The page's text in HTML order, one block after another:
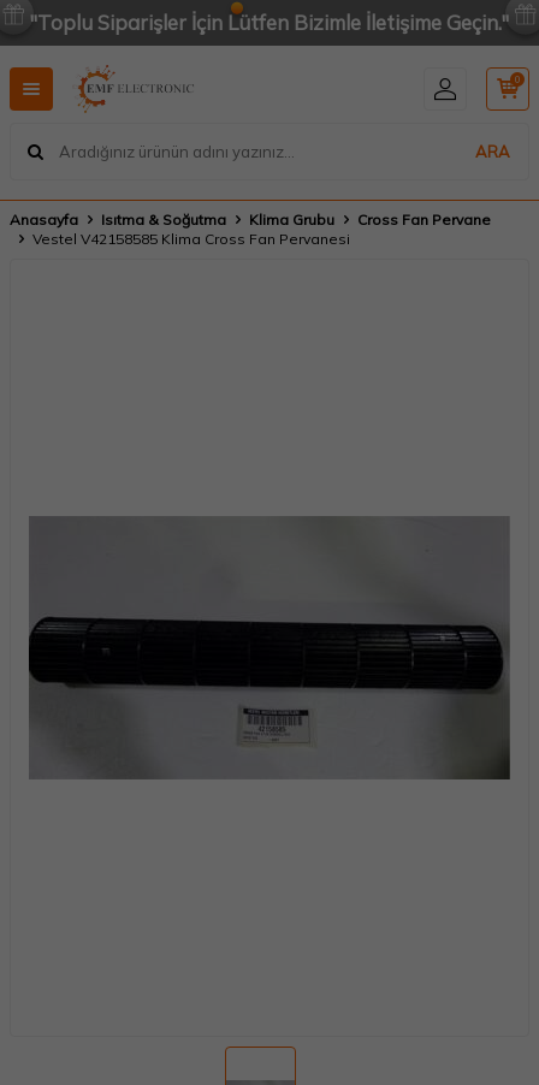
"Toplu Siparişler İçin Lütfen Bizimle İletişime Geçin."
ARA
0
Anasayfa Isıtma & Soğutma Klima Grubu
Cross Fan Pervane
Vestel V42158585 Klima Cross Fan Pervanesi